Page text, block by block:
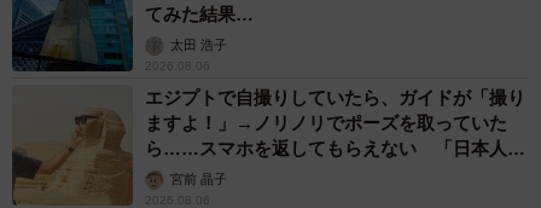
てみた結果…
太田 浩子
2026.08.06
エジプトで自撮りしていたら、ガイドが「撮り
ますよ！」→ノリノリでポーズを取っていた
ら……スマホを返してもらえない 「日本人は
カモ代表かも」「私は6時間で3万円払った」
宮前 晶子
2026.08.06